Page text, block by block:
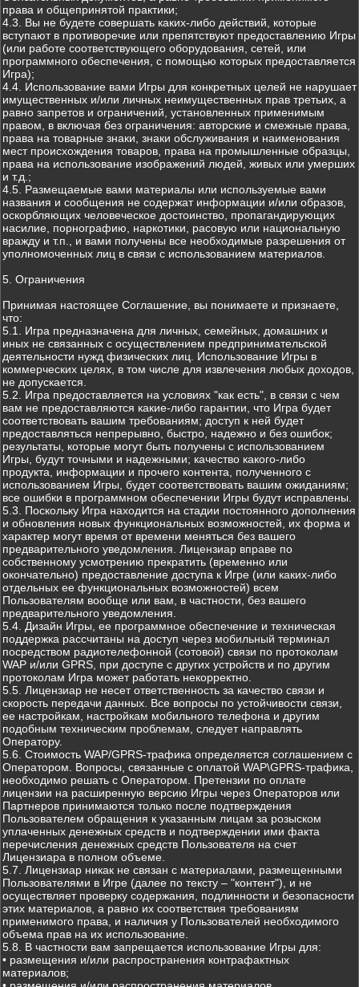
права и общепринятой практики;
4.3. Вы не будете совершать каких-либо действий, которые
вступают в противоречие или препятствуют предоставлению Игры
(или работе соответствующего оборудования, сетей, или
программного обеспечения, с помощью которых предоставляется
Игра);
4.4. Использование вами Игры для конкретных целей не нарушает
имущественных и/или личных неимущественных прав третьих, а
равно запретов и ограничений, установленных применимым
правом, в включая без ограничения: авторские и смежные права,
права на товарные знаки, знаки обслуживания и наименования
мест происхождения товаров, права на промышленные образцы,
права на использование изображений людей, живых или умерших
и т.д.;
4.5. Размещаемые вами материалы или используемые вами
названия и сообщения не содержат информации и/или образов,
оскорбляющих человеческое достоинство, пропагандирующих
насилие, порнографию, наркотики, расовую или национальную
вражду и т.п., и вами получены все необходимые разрешения от
уполномоченных лиц в связи с использованием материалов.
5. Ограничения
Принимая настоящее Соглашение, вы понимаете и признаете,
что:
5.1. Игра предназначена для личных, семейных, домашних и
иных не связанных с осуществлением предпринимательской
деятельности нужд физических лиц. Использование Игры в
коммерческих целях, в том числе для извлечения любых доходов,
не допускается.
5.2. Игра предоставляется на условиях "как есть", в связи с чем
вам не предоставляются какие-либо гарантии, что Игра будет
соответствовать вашим требованиям; доступ к ней будет
предоставляться непрерывно, быстро, надежно и без ошибок;
результаты, которые могут быть получены с использованием
Игры, будут точными и надежными; качество какого-либо
продукта, информации и прочего контента, полученного с
использованием Игры, будет соответствовать вашим ожиданиям;
все ошибки в программном обеспечении Игры будут исправлены.
5.3. Поскольку Игра находится на стадии постоянного дополнения
и обновления новых функциональных возможностей, их форма и
характер могут время от времени меняться без вашего
предварительного уведомления. Лицензиар вправе по
собственному усмотрению прекратить (временно или
окончательно) предоставление доступа к Игре (или каких-либо
отдельных ее функциональных возможностей) всем
Пользователям вообще или вам, в частности, без вашего
предварительного уведомления.
5.4. Дизайн Игры, ее программное обеспечение и техническая
поддержка рассчитаны на доступ через мобильный терминал
посредством радиотелефонной (сотовой) связи по протоколам
WAP и/или GPRS, при доступе с других устройств и по другим
протоколам Игра может работать некорректно.
5.5. Лицензиар не несет ответственность за качество связи и
скорость передачи данных. Все вопросы по устойчивости связи,
ее настройкам, настройкам мобильного телефона и другим
подобным техническим проблемам, следует направлять
Оператору.
5.6. Стоимость WAP/GPRS-трафика определяется соглашением с
Оператором. Вопросы, связанные с оплатой WAP\GPRS-трафика,
необходимо решать с Оператором. Претензии по оплате
лицензии на расширенную версию Игры через Операторов или
Партнеров принимаются только после подтверждения
Пользователем обращения к указанным лицам за розыском
уплаченных денежных средств и подтверждении ими факта
перечисления денежных средств Пользователя на счет
Лицензиара в полном объеме.
5.7. Лицензиар никак не связан с материалами, размещенными
Пользователями в Игре (далее по тексту – "контент"), и не
осуществляет проверку содержания, подлинности и безопасности
этих материалов, а равно их соответствия требованиям
применимого права, и наличия у Пользователей необходимого
объема прав на их использование.
5.8. В частности вам запрещается использование Игры для:
• размещения и/или распространения контрафактных
материалов;